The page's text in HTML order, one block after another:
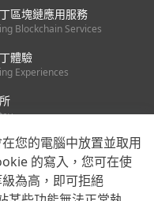
區塊鏈應用服務
Blockchain Services
體驗
Experiences
您的電腦中放置並取用
的寫入，您可在使
為高，即可拒絕